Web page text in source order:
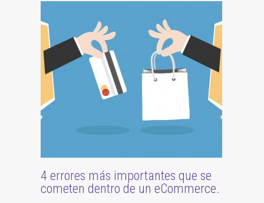
4 errores más importantes que se
cometen dentro de un eCommerce.